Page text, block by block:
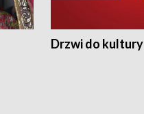
Drzwi do kultury